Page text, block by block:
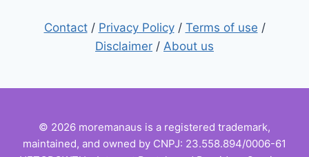
Contact/ Privacy Policy/ Terms of use /
Disclaimer / About us
© 2026 moremanaus is a registered trademark,
maintained, and owned by CNPJ: 23.558.894/0006-61